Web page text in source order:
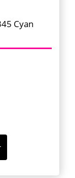
Cyan